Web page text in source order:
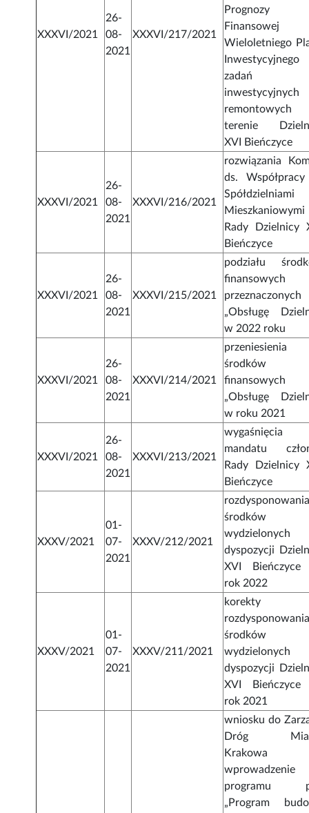
XXXVI/2021
26-
08-
2021
XXXVI/217/2021
Prognozy
Wieloletniego
Inwestycyjnego
zadań
remontowych
terenie
XVI Bieńczyce
XXXVI/2021
26-
08-
2021
XXXVI/216/2021
rozwiązania
ds.
Spółdzielniami
Mieszkaniowymi
Rady Dzielnicy
Bieńczyce
XXXVI/2021
26-
08-
2021
XXXVI/215/2021
podziału
finansowych
„Obsługę
w 2022 roku
XXXVI/2021
26-
08-
2021
XXXVI/214/2021
przeniesienia
środków
finansowych
„Obsługę
w roku 2021
XXXVI/2021
26-
08-
2021
XXXVI/213/2021
wygaśnięcia
mandatu
Rady Dzielnicy
Bieńczyce
XXXV/2021
01-
07-
2021
XXXV/212/2021
środków
wydzielonych
dyspozycji
XVI Bieńczyce
rok 2022
XXXV/2021
01-
07-
2021
XXXV/211/2021
korekty
środków
wydzielonych
dyspozycji
XVI Bieńczyce
rok 2021
wniosku do
Dróg
Krakowa
wprowadzenie
programu
„Program